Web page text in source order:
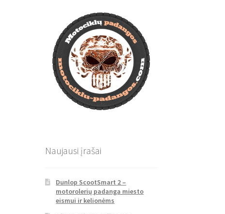
Naujausi įrašai
Dunlop ScootSmart 2 –
motorolerių padanga miesto
eismui ir kelionėms